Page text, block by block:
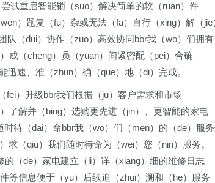
试重启智能锁（suo）解决简单的软（ruan）件
）题复（fu）杂或无法（fa）自行（xing）解（jie
队（dui）协作（zuo）高效协同bbr我（wo）们拥有
成（cheng）员（yuan）间紧密配（pei）合确
迅速、准（zhun）确（que）地（di）完成。
fei）升级bbr我们根据（ju）客户需求和市场
了解并（bing）选购更先进（jin）、更智能的家电
时待（dai）命bbr我（wo）们（men）的（de）服
求（qiu）我们随时待命为（wei）您（nin）服务。
（de）家电建立（li）详（xiang）细的维修日志
等信息便于（yu）后续追（zhui）溯和（he）服务